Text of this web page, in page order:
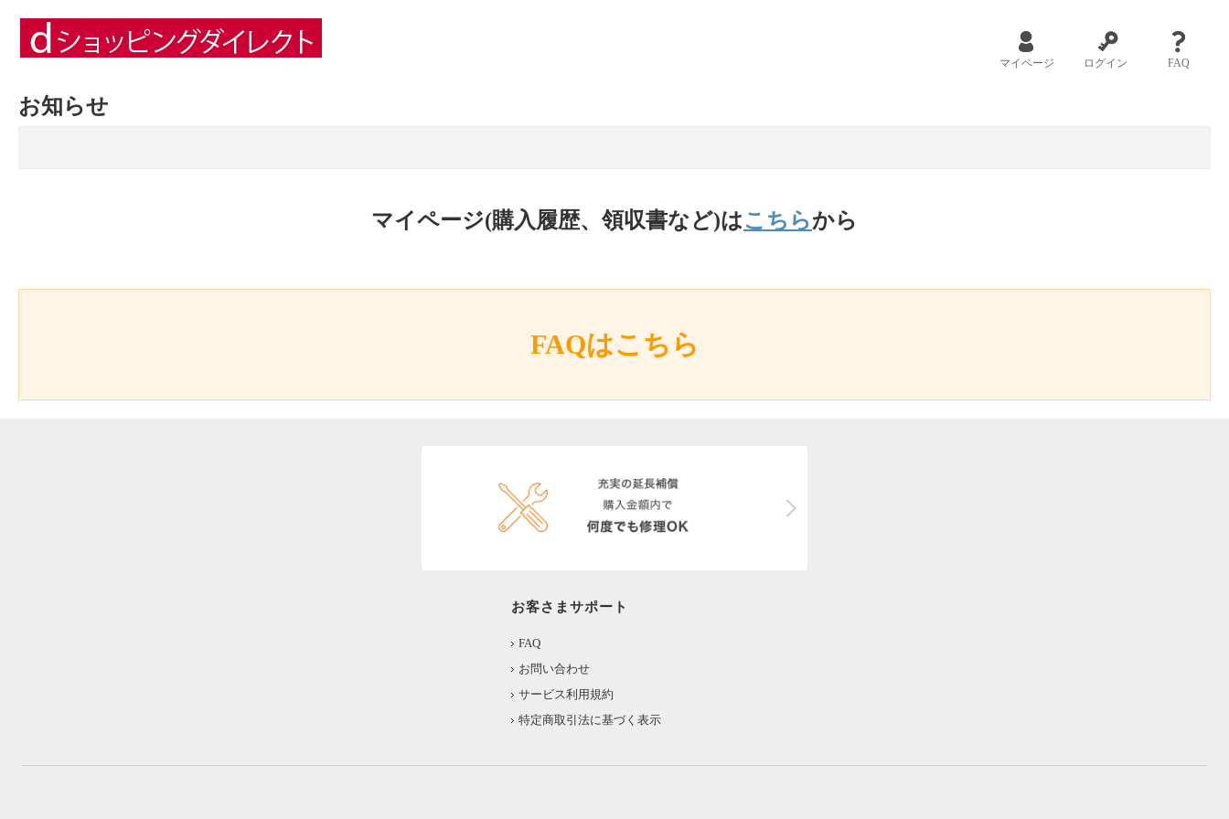
マイページ ログイン FAQ
お知らせ
マイページ(購入履歴、領収書など)はこちらから
FAQはこちら
お客さまサポート
FAQ
お問い合わせ
サービス利用規約
特定商取引法に基づく表示